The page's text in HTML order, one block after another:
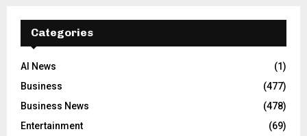
Categories
AI News
(1)
Business
(477)
Business News
(478)
Entertainment
(69)